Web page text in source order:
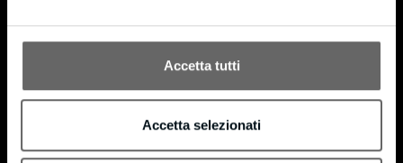
Accetta tutti
Accetta selezionati